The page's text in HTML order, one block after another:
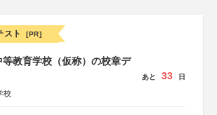
スト [PR]
教育学校（仮称）の校章デ
校
あと 33 日